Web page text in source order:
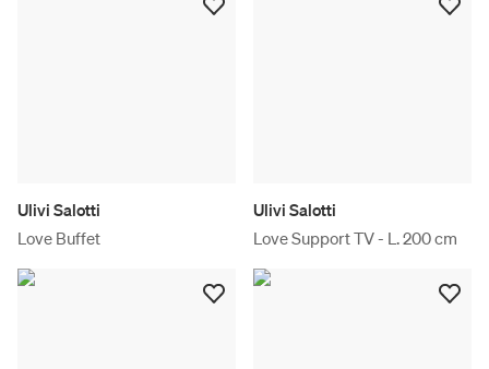
Ulivi Salotti
Love Buffet
Ulivi Salotti
Love Support TV - L. 200 cm